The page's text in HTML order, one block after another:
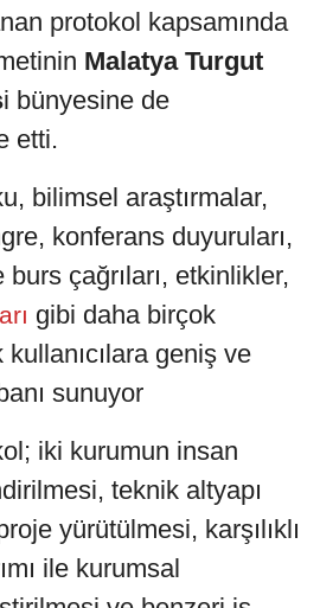
protokol kapsamında
Malatya Turgut
i bünyesine de
etti.
bilimsel araştırmalar,
konferans duyuruları,
çağrıları, etkinlikler,
gibi daha birçok
geniş ve
sunuyor
iki kurumun insan
teknik altyapı
yürütülmesi, karşılıklı
ile kurumsal